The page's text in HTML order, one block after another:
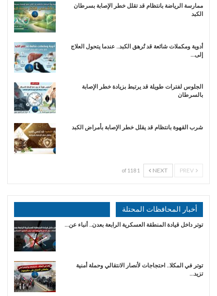
ممارسة الرياضة بانتظام قد تقلل خطر الإصابة بسرطان
الكبد
أدوية ومكملات شائعة قد تُرهق الكبد.. عندما يتحول العلاج
إلى…
الجلوس لفترات طويلة قد يرتبط بزيادة خطر الإصابة
بالسرطان
شرب القهوة بانتظام قد يقلل خطر الإصابة بأمراض الكبد
NEXT
1 of 118
أخبار المحافظات المحتلة
توتر داخل قيادة المنطقة العسكرية الرابعة بعدن.. أنباء عن…
توتر في المكلا.. احتجاجات لأنصار الانتقالي وحملة أمنية
تزيد…